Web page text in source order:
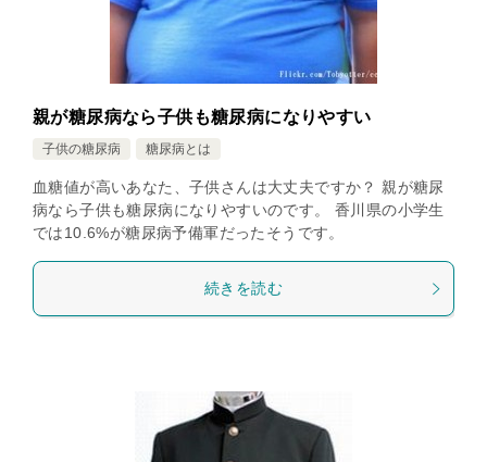
親が糖尿病なら子供も糖尿病になりやすい
子供の糖尿病 糖尿病とは
血糖値が高いあなた、子供さんは大丈夫ですか？ 親が糖尿
病なら子供も糖尿病になりやすいのです。 香川県の小学生
では10.6%が糖尿病予備軍だったそうです。
続きを読む